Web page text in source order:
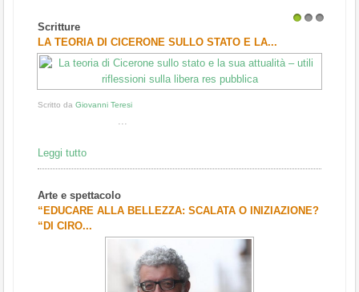
Scritture
LA TEORIA DI CICERONE SULLO STATO E LA...
Scritto da Giovanni Teresi
...
Leggi tutto
Arte e spettacolo
“EDUCARE ALLA BELLEZZA: SCALATA O INIZIAZIONE?
“DI CIRO...